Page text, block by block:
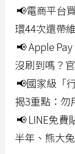
📢電商平台
環44次還帶
📢 Apple
沒刷到嗎？
📢國家級「
揭3重點：勿
📢 LINE免費
半年、熊大